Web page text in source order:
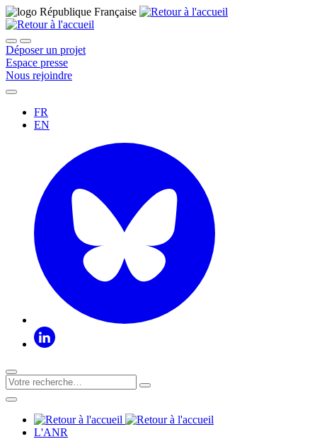
Déposer un projet
Espace presse
Nous rejoindre
FR
EN
L'ANR